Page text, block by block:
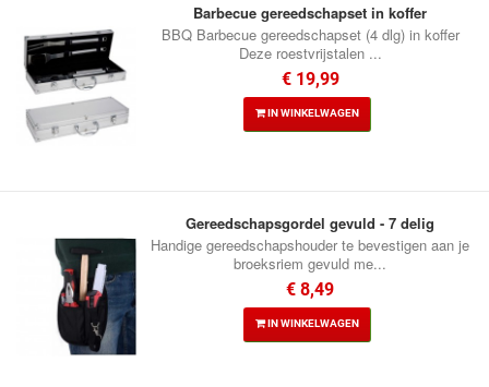
Barbecue gereedschapset in koffer
BBQ Barbecue gereedschapset (4 dlg) in koffer
Deze roestvrijstalen ...
€ 19,99
IN WINKELWAGEN
Gereedschapsgordel gevuld - 7 delig
Handige gereedschapshouder te bevestigen aan je
broeksriem gevuld me...
€ 8,49
IN WINKELWAGEN